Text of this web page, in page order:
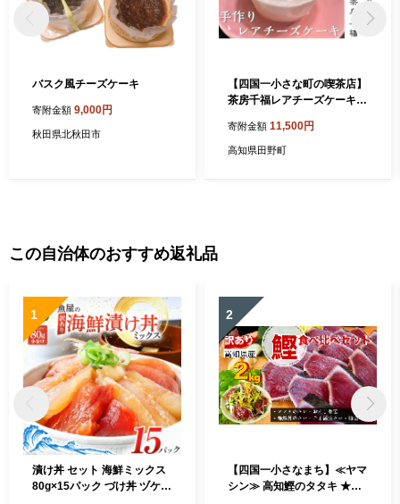
バスク風チーズケーキ
寄附金額 9,000円
秋田県北秋田市
【四国一小さな町の喫茶店】
茶房千福レアチーズケーキ
ケーキ 取り寄せ スイーツ 食
べきりサイズ カップケーキ
寄附金額 11,500円
高知県田野町
この自治体のおすすめ返礼品
1
漬け丼 セット 海鮮ミックス
80g×15パック づけ丼 ヅケ丼
2
【四国一小さなまち】≪ヤマ
シン≫ 高知鰹のタタキ ★訳